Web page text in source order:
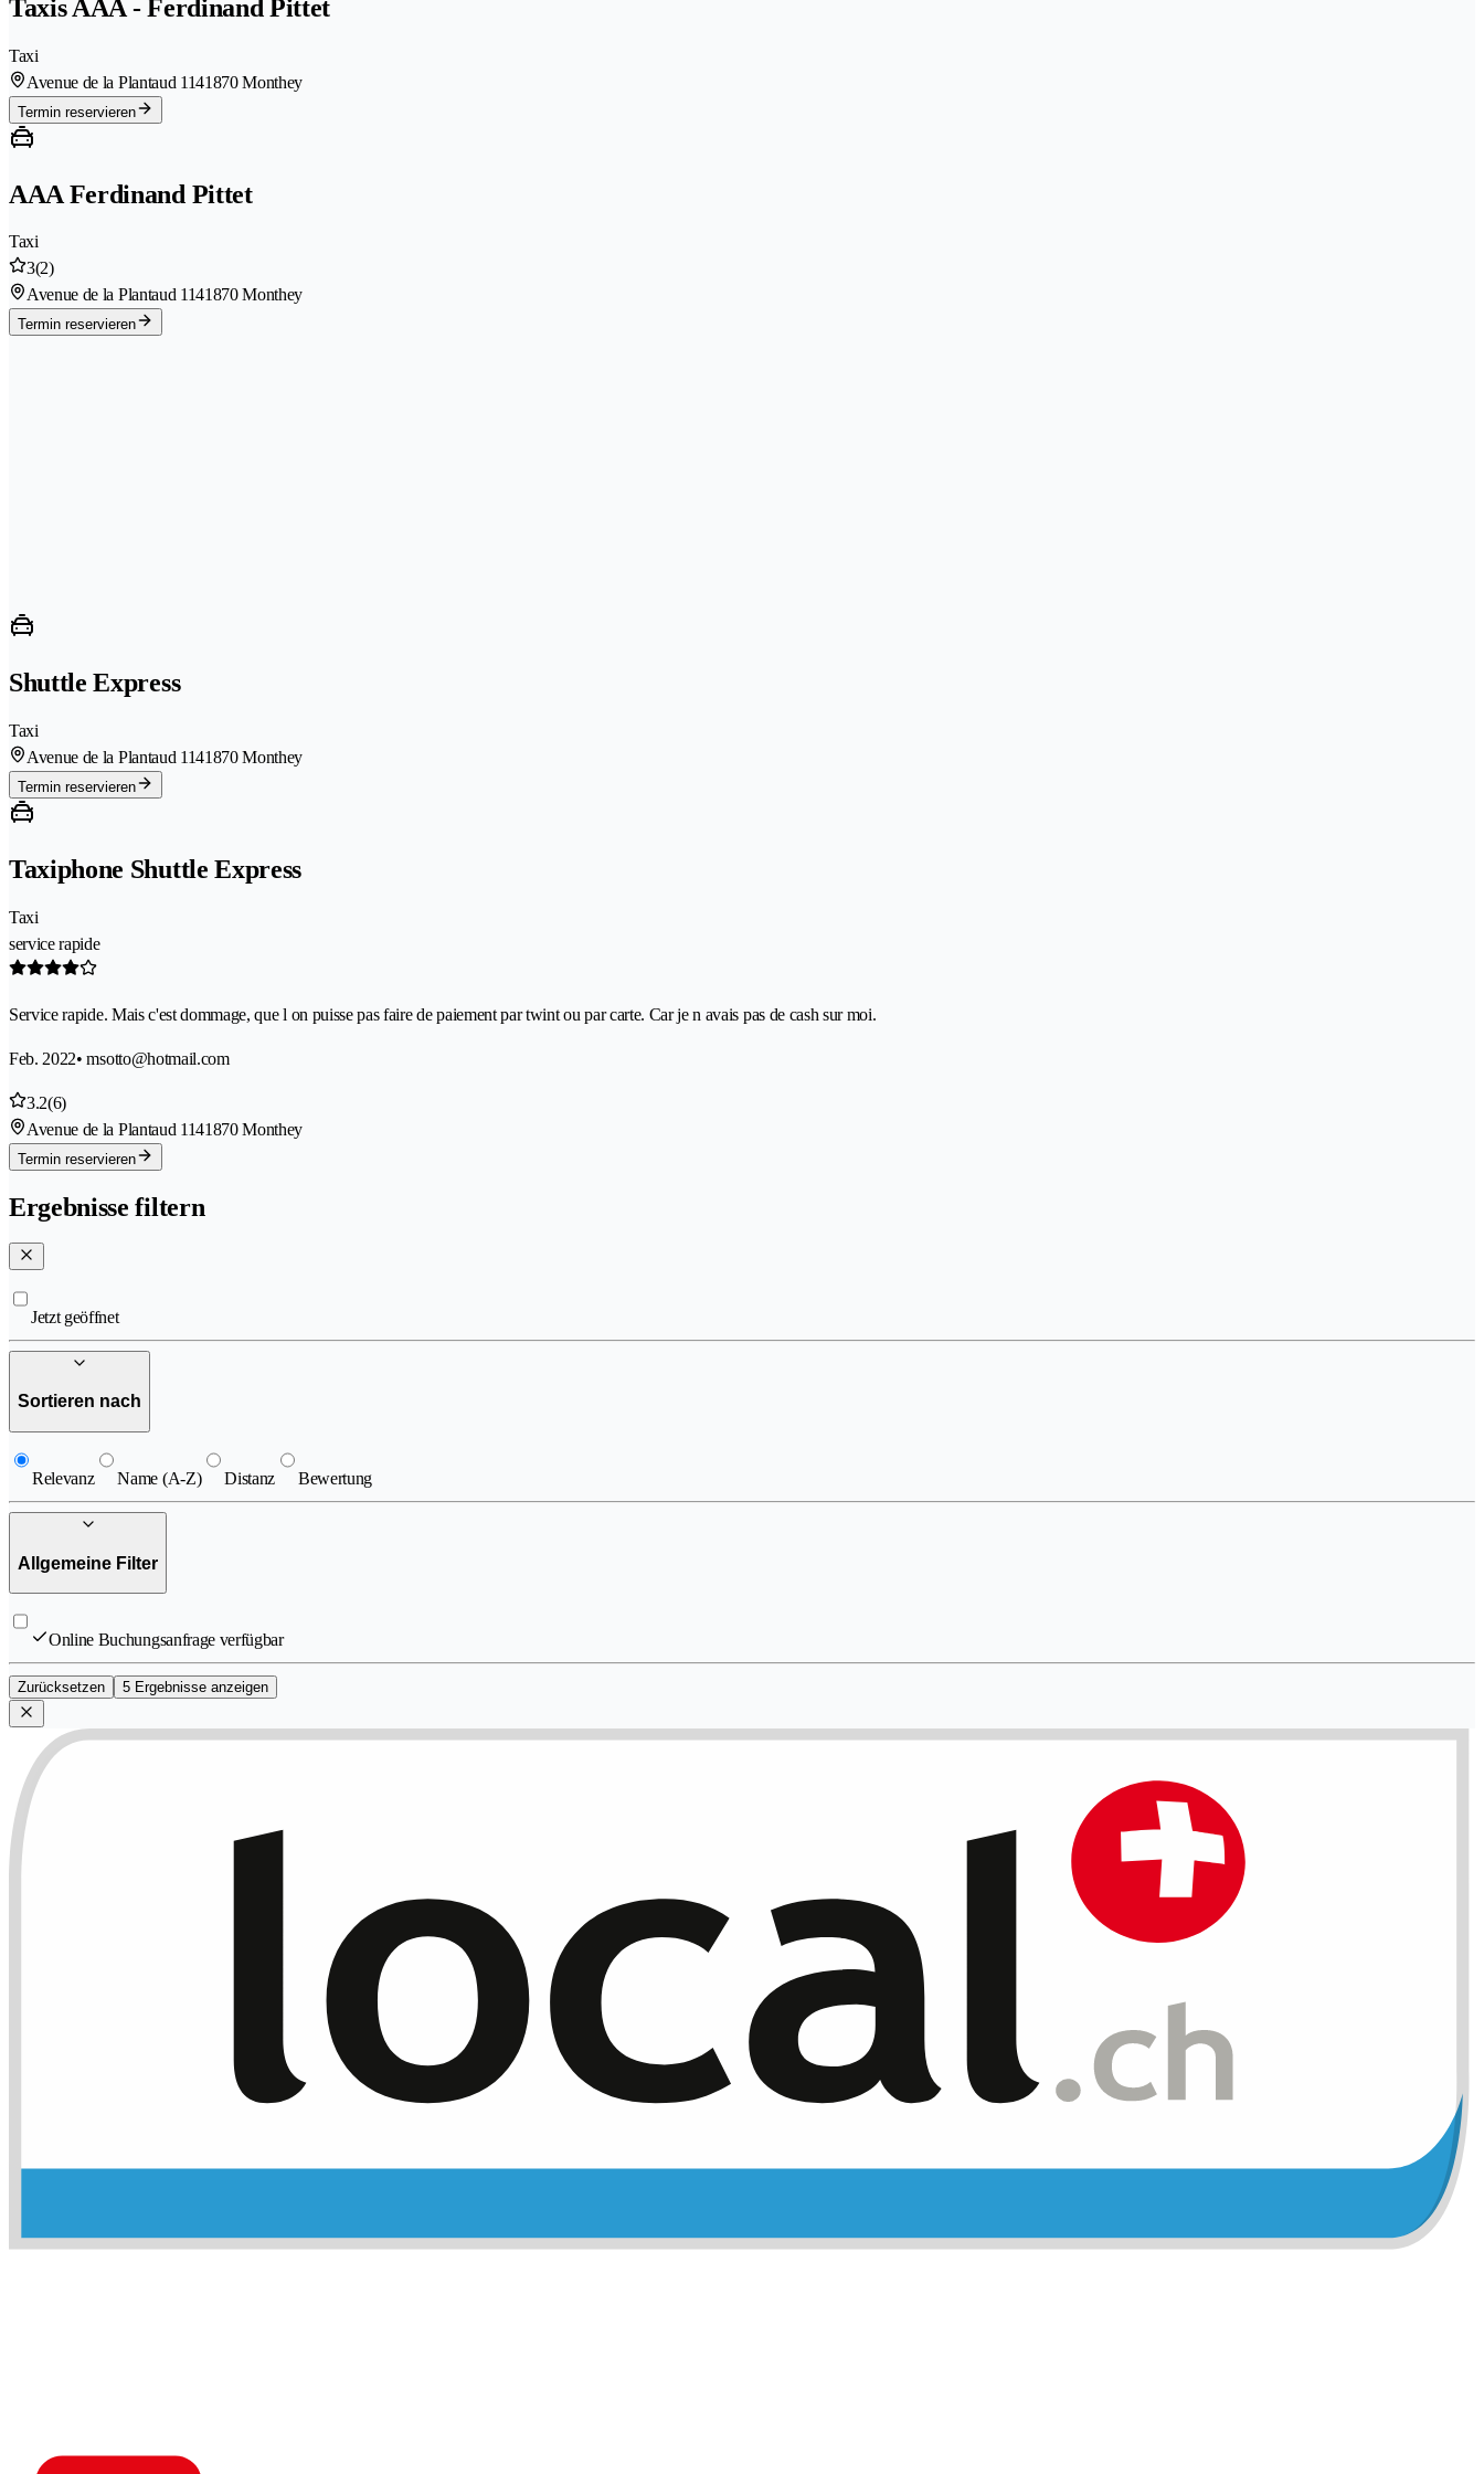
Taxis AAA - Ferdinand Pittet
Taxi
Avenue de la Plantaud 1141870 Monthey
Termin reservieren
AAA Ferdinand Pittet
Taxi
3(2)
Avenue de la Plantaud 1141870 Monthey
Termin reservieren
Shuttle Express
Taxi
Avenue de la Plantaud 1141870 Monthey
Termin reservieren
Taxiphone Shuttle Express
Taxi
service rapide
Service rapide. Mais c'est dommage, que l on puisse pas faire de paiement par twint ou par carte. Car je n avais pas de cash sur moi.
Feb. 2022• msotto@hotmail.com
3.2(6)
Avenue de la Plantaud 1141870 Monthey
Termin reservieren
Ergebnisse filtern
Jetzt geöffnet
Sortieren nach
Relevanz Name (A-Z) Distanz Bewertung
Allgemeine Filter
Online Buchungsanfrage verfügbar
Zurücksetzen 5 Ergebnisse anzeigen